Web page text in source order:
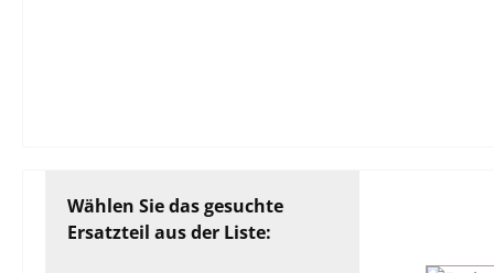
Wählen Sie das gesuchte
Ersatzteil aus der Liste: